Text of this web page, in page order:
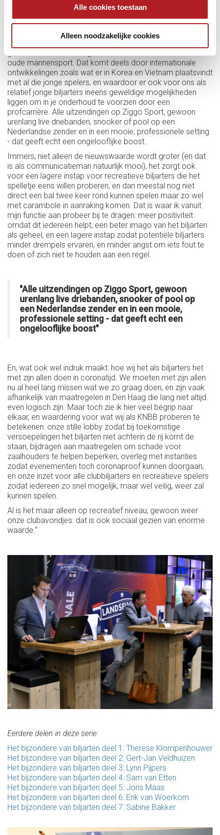
Alle cookies toestaan
Alleen noodzakelijke cookies
meegemaakt. Om er zomaar één ding uit te pikken: Wat op
mij veel indruk heeft gemaakt is…
"De veel grotere positiviteit rondom biljarten nu dan een
aantal jaren geleden. Steeds minder vaak wordt biljarten
oude mannensport. Dat komt deels door internationale
ontwikkelingen zoals wat er in Korea en Vietnam plaatsvindt
met al die jonge spelers, en waardoor er ook voor ons als
relatief jonge biljarters ineens geweldige mogelijkheden
liggen om in je onderhoud te voorzien door een
profcarrière. Alle uitzendingen op Ziggo Sport, gewoon
urenlang live driebanden, snooker of pool op een
Nederlandse zender en in een mooie, professionele setting
- dat geeft echt een ongelooflijke boost.
Immers, niet alleen de nieuwswaarde wordt groter (en dat
is als communicatieman natuurlijk mooi), het zorgt ook
voor een lagere instap voor recreatieve biljarters die het
spelletje eens willen proberen, en dan meestal nog niet
direct een bal twee keer rond kunnen spelen maar zo wel
met carambole in aanraking komen. Dat is waar ik vanuit
mijn functie aan probeer bij te dragen: meer positiviteit
omdat dit iedereen helpt, een beter imago van het biljarten
als geheel, en een lagere instap zodat potentiële biljarters
minder drempels ervaren, en minder angst om iets fout te
doen of zich niet te houden aan een regel.
"Alle uitzendingen op Ziggo Sport, gewoon
urenlang live driebanden, snooker of pool op
een Nederlandse zender en in een mooie,
professionele setting - dat geeft echt een
ongelooflijke boost"
En, wat ook wel indruk maakt: hoe wij het als biljarters het
met zijn allen doen in coronatijd. We moeten met zijn allen
nu al heel lang missen wat we zo graag doen, en zijn vaak
afhankelijk van maatregelen in Den Haag die lang niet altijd
even logisch zijn. Maar toch zie ik hier veel begrip naar
elkaar, en waardering voor wat wij als KNBB proberen te
betekenen: onze stille lobby zodat bij toekomstige
versoepelingen het biljarten niet achterin de rij komt de
staan, bijdragen aan maatregelen om schade voor
zaalhouders te helpen beperken, overleg met instanties
zodat evenementen toch coronaproof kunnen doorgaan,
en onze inzet voor alle clubbiljarters en recreatieve spelers
zodat iedereen zo snel mogelijk, maar wel veilig, weer zal
kunnen spelen.
Al is het maar alleen op recreatief niveau, gewoon weer
onze clubavondjes: dat is ook sociaal gezien van enorme
waarde."
Eerdere delen in deze serie:
Het bijzondere van biljarten deel 1: Therese Klompenhouwer
Het bijzondere van biljarten deel 2: Gert-Jan Veldhuizen
Het bijzondere van biljarten deel 3: Lynn Pijpers
Het bijzondere van biljarten deel 4: Sam van Etten
Het bijzondere van biljarten deel 5: Joris Maas
Het bijzondere van biljarten deel 6: Erik van Woerkom
Het bijzondere van biljarten deel 7: Sabine Bakker